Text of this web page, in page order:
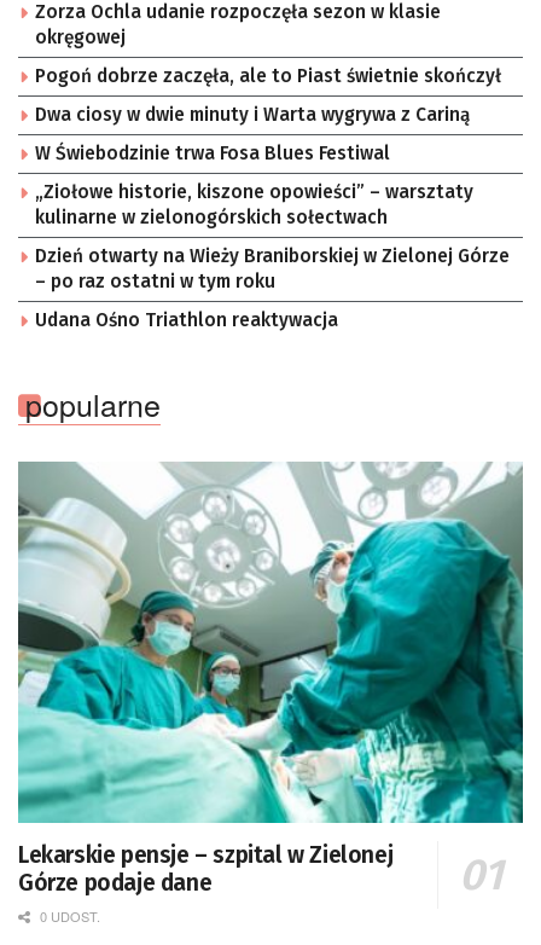
Zorza Ochla udanie rozpoczęła sezon w klasie
okręgowej
Pogoń dobrze zaczęła, ale to Piast świetnie skończył
Dwa ciosy w dwie minuty i Warta wygrywa z Cariną
W Świebodzinie trwa Fosa Blues Festiwal
„Ziołowe historie, kiszone opowieści” – warsztaty
kulinarne w zielonogórskich sołectwach
Dzień otwarty na Wieży Braniborskiej w Zielonej Górze
– po raz ostatni w tym roku
Udana Ośno Triathlon reaktywacja
popularne
Lekarskie pensje – szpital w Zielonej
Górze podaje dane
0 UDOST.